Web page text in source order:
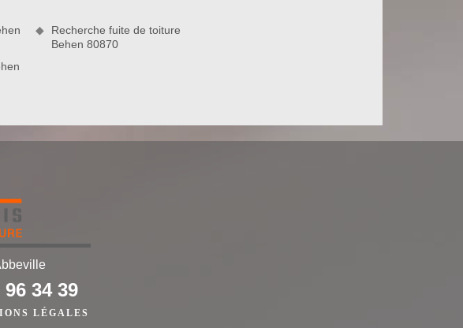
qu’il en
et
Recherche fuite de toiture
Behen 80870
96 34 39
LÉGALES